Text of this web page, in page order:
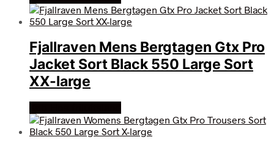
Fjallraven Mens Bergtagen Gtx Pro
Jacket Sort Black 550 Large Sort
XX-large